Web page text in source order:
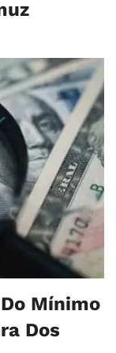
Mínimo
Dos